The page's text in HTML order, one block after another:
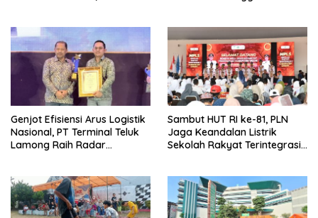
Genjot Efisiensi Arus Logistik
Nasional, PT Terminal Teluk
Lamong Raih Radar
Sambut HUT RI ke-81, PLN
Jaga Keandalan Listrik
Sekolah Rakyat Terintegrasi 1